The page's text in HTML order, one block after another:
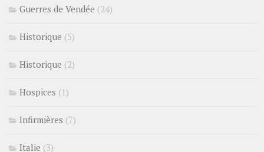
Guerres de Vendée (24)
Historique (5)
Historique (2)
Hospices (1)
Infirmières (7)
Italie (3)